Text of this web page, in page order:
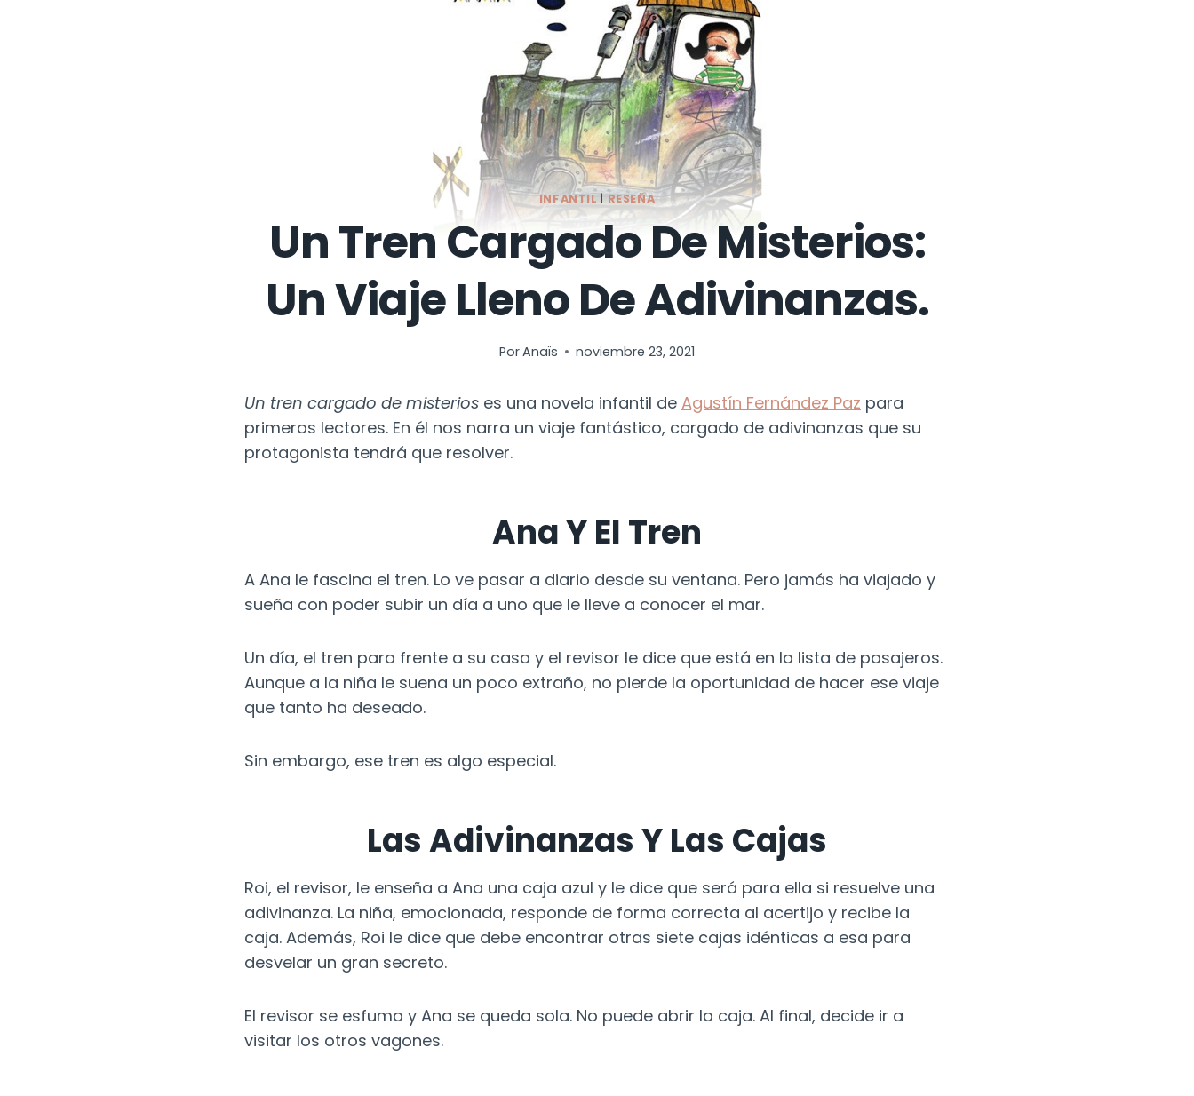
INFANTIL | RESEÑA
Un Tren Cargado De Misterios:
Un Viaje Lleno De Adivinanzas.
PorAnaïs noviembre 23, 2021
Un tren cargado de misterios es una novela infantil de Agustín Fernández Paz para
primeros lectores. En él nos narra un viaje fantástico, cargado de adivinanzas que su
protagonista tendrá que resolver.
Ana Y El Tren
A Ana le fascina el tren. Lo ve pasar a diario desde su ventana. Pero jamás ha viajado y
sueña con poder subir un día a uno que le lleve a conocer el mar.
Un día, el tren para frente a su casa y el revisor le dice que está en la lista de pasajeros.
Aunque a la niña le suena un poco extraño, no pierde la oportunidad de hacer ese viaje
que tanto ha deseado.
Sin embargo, ese tren es algo especial.
Las Adivinanzas Y Las Cajas
Roi, el revisor, le enseña a Ana una caja azul y le dice que será para ella si resuelve una
adivinanza. La niña, emocionada, responde de forma correcta al acertijo y recibe la
caja. Además, Roi le dice que debe encontrar otras siete cajas idénticas a esa para
desvelar un gran secreto.
El revisor se esfuma y Ana se queda sola. No puede abrir la caja. Al final, decide ir a
visitar los otros vagones.